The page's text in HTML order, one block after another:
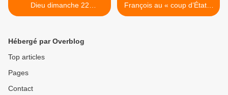
Dieu dimanche 22
septembre
François au « coup d’État »
qui le vise : « Initier des
Hébergé par Overblog
Top articles
Pages
Contact